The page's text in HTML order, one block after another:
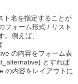
ト名を指定することが
フォーム形式 / リスト
例えば、
の内容をフォーム表
とすれば
の内容をレイアウトに